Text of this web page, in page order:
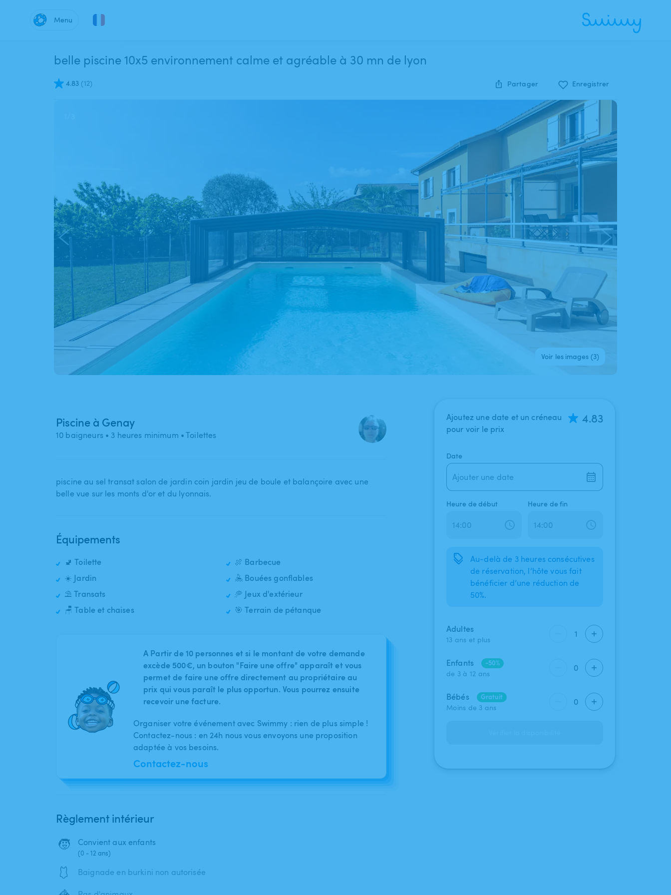
Menu
belle piscine 10x5 environnement calme et agréable à 30 mn de lyon
4.83 (12) Partager Enregistrer
Voir les images (3)
Piscine à Genay
10 baigneurs • 3 heures minimum • Toilettes
piscine au sel transat salon de jardin coin jardin jeu de boule et balançoire avec une
belle vue sur les monts d'or et du lyonnais.
Équipements
🚽 Toilette
☀️ Jardin
⛱️ Transats
🪑 Table et chaises
🍖 Barbecue
🤽 Bouées gonflables
🥏 Jeux d'extérieur
🎯 Terrain de pétanque
A Partir de 10 personnes et si le montant de votre demande
excède 500€, un bouton "Faire une offre" apparaît et vous
permet de faire une offre directement au propriétaire au
prix qui vous paraît le plus opportun. Vous pourrez ensuite
recevoir une facture.
Organiser votre événement avec Swimmy : rien de plus simple !
Contactez-nous : en 24h nous vous envoyons une proposition
adaptée à vos besoins.
Contactez-nous
Règlement intérieur
🧒 Convient aux enfants
(0 - 12 ans)
🩱 Baignade en burkini non autorisée
Ajoutez une date et un créneau
pour voir le prix
4.83
Date
Ajouter une date
Heure de début Heure de fin
Au-delà de 3 heures consécutives
de réservation, l’hôte vous fait
bénéficier d’une réduction de
50%.
Adultes
13 ans et plus
1
Enfants
-50%
de 3 à 12 ans
0
Bébés
Gratuit
Moins de 3 ans
0